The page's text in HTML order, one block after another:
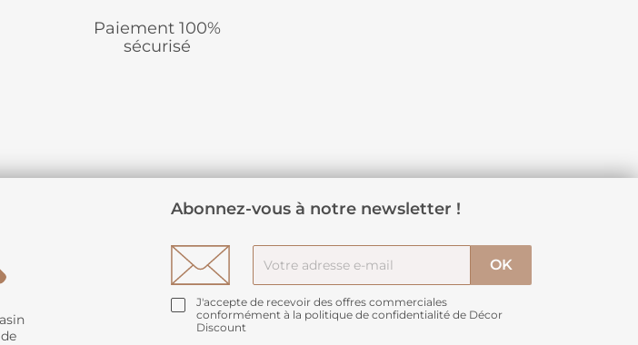
Paiement 100%
sécurisé
Abonnez-vous à notre newsletter !
J'accepte de recevoir des offres commerciales
conformément à la politique de confidentialité de Décor
Discount